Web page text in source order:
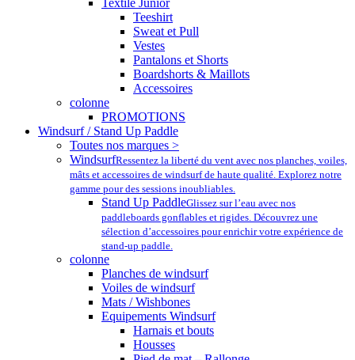
Textile Junior
Teeshirt
Sweat et Pull
Vestes
Pantalons et Shorts
Boardshorts & Maillots
Accessoires
colonne
PROMOTIONS
Windsurf / Stand Up Paddle
Toutes nos marques >
WindsurfRessentez la liberté du vent avec nos planches, voiles,
mâts et accessoires de windsurf de haute qualité. Explorez notre
gamme pour des sessions inoubliables.
Stand Up PaddleGlissez sur l’eau avec nos
paddleboards gonflables et rigides. Découvrez une
sélection d’accessoires pour enrichir votre expérience de
stand-up paddle.
colonne
Planches de windsurf
Voiles de windsurf
Mats / Wishbones
Equipements Windsurf
Harnais et bouts
Housses